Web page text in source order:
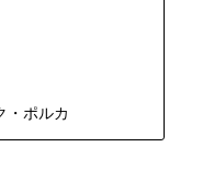
・ポルカ